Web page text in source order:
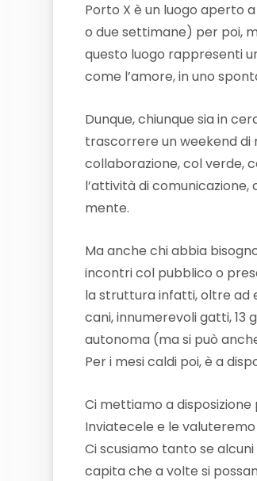
Porto X è un luogo aperto
o due settimane) per poi,
questo luogo rappresenti
come l’amore, in uno
Dunque, chiunque sia in
trascorrere un weekend di
collaborazione, col verde,
l’attività di
mente.
Ma anche chi abbia
incontri col pubblico o
la struttura infatti, oltre ad
cani, innumerevoli gatti, 13
autonoma (ma si può
Per i mesi caldi poi, è a
Ci mettiamo a
Inviatecele e le valuteremo
Ci scusiamo tanto se
capita che a volte si